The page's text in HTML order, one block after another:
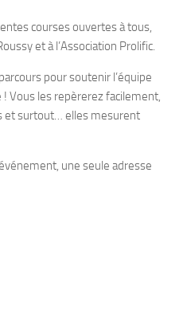
courses ouvertes à tous,
et à l’Association Prolific.
pour soutenir l’équipe
Vous les repèrerez facilement,
et surtout… elles mesurent
une seule adresse